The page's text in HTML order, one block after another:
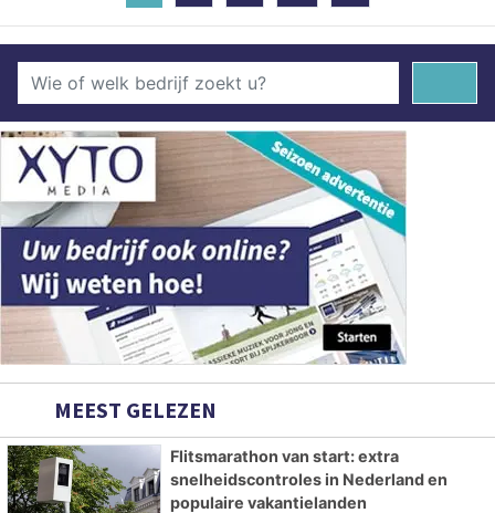
MEEST GELEZEN
Flitsmarathon van start: extra
snelheidscontroles in Nederland en
populaire vakantielanden